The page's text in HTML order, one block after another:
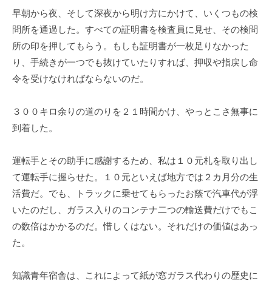
早朝から夜、そして深夜から明け方にかけて、いくつもの検
問所を通過した。すべての証明書を検査員に見せ、その検問
所の印を押してもらう。もしも証明書が一枚足りなかった
り、手続きが一つでも抜けていたりすれば、押収や指戻し命
令を受けなければならないのだ。
３００キロ余りの道のりを２１時間かけ、やっとこさ無事に
到着した。
運転手とその助手に感謝するため、私は１０元札を取り出し
て運転手に握らせた。１０元といえば地方では２カ月分の生
活費だ。でも、トラックに乗せてもらったお蔭で汽車代が浮
いたのだし、ガラス入りのコンテナ二つの輸送費だけでもこ
の数倍はかかるのだ。惜しくはない。それだけの価値はあっ
た。
知識青年宿舎は、これによって紙が窓ガラス代わりの歴史に